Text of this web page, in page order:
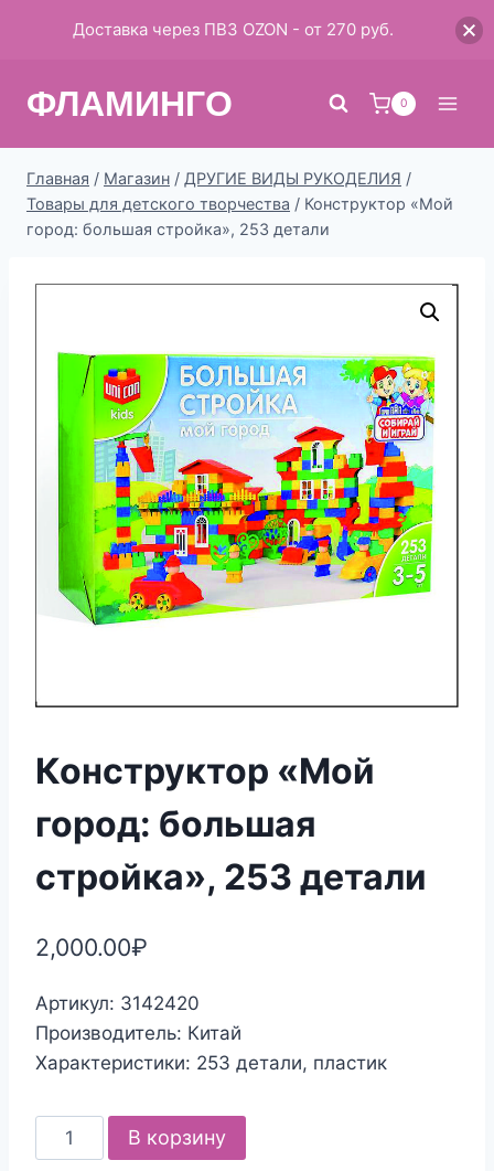
ФЛАМИНГО 0
Главная / Магазин / ДРУГИЕ ВИДЫ РУКОДЕЛИЯ /
Товары для детского творчества / Конструктор «Мой
город: большая стройка», 253 детали
Конструктор «Мой
город: большая
стройка», 253 детали
2,000.00₽
Артикул: 3142420
Производитель: Китай
Характеристики: 253 детали, пластик
Количество
товара
В корзину
Доставка через ПВЗ OZON - от 270 руб.